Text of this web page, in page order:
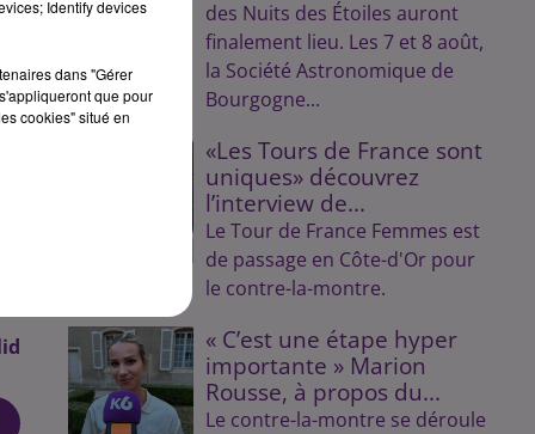
des Nuits des Étoiles auront
finalement lieu. Les 7 et 8 août,
la Société Astronomique de
Bourgogne...
«Les Tours de France sont
uniques» découvrez
l’interview de...
Le Tour de France Femmes est
de passage en Côte-d'Or pour
le contre-la-montre.
« C’est une étape hyper
importante » Marion
Rousse, à propos du...
Le contre-la-montre se déroule
Identify devices
dans "Gérer
que pour
cookies" situé en